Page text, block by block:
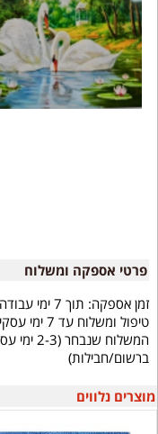
פרטי אספקה ומשלוח
זמן אספקה: תוך 7 ימי עבודה, מיום קבלת אישור מחברת האשראי
טיפול
ברשום/חבילות)
מוצרים נלווים